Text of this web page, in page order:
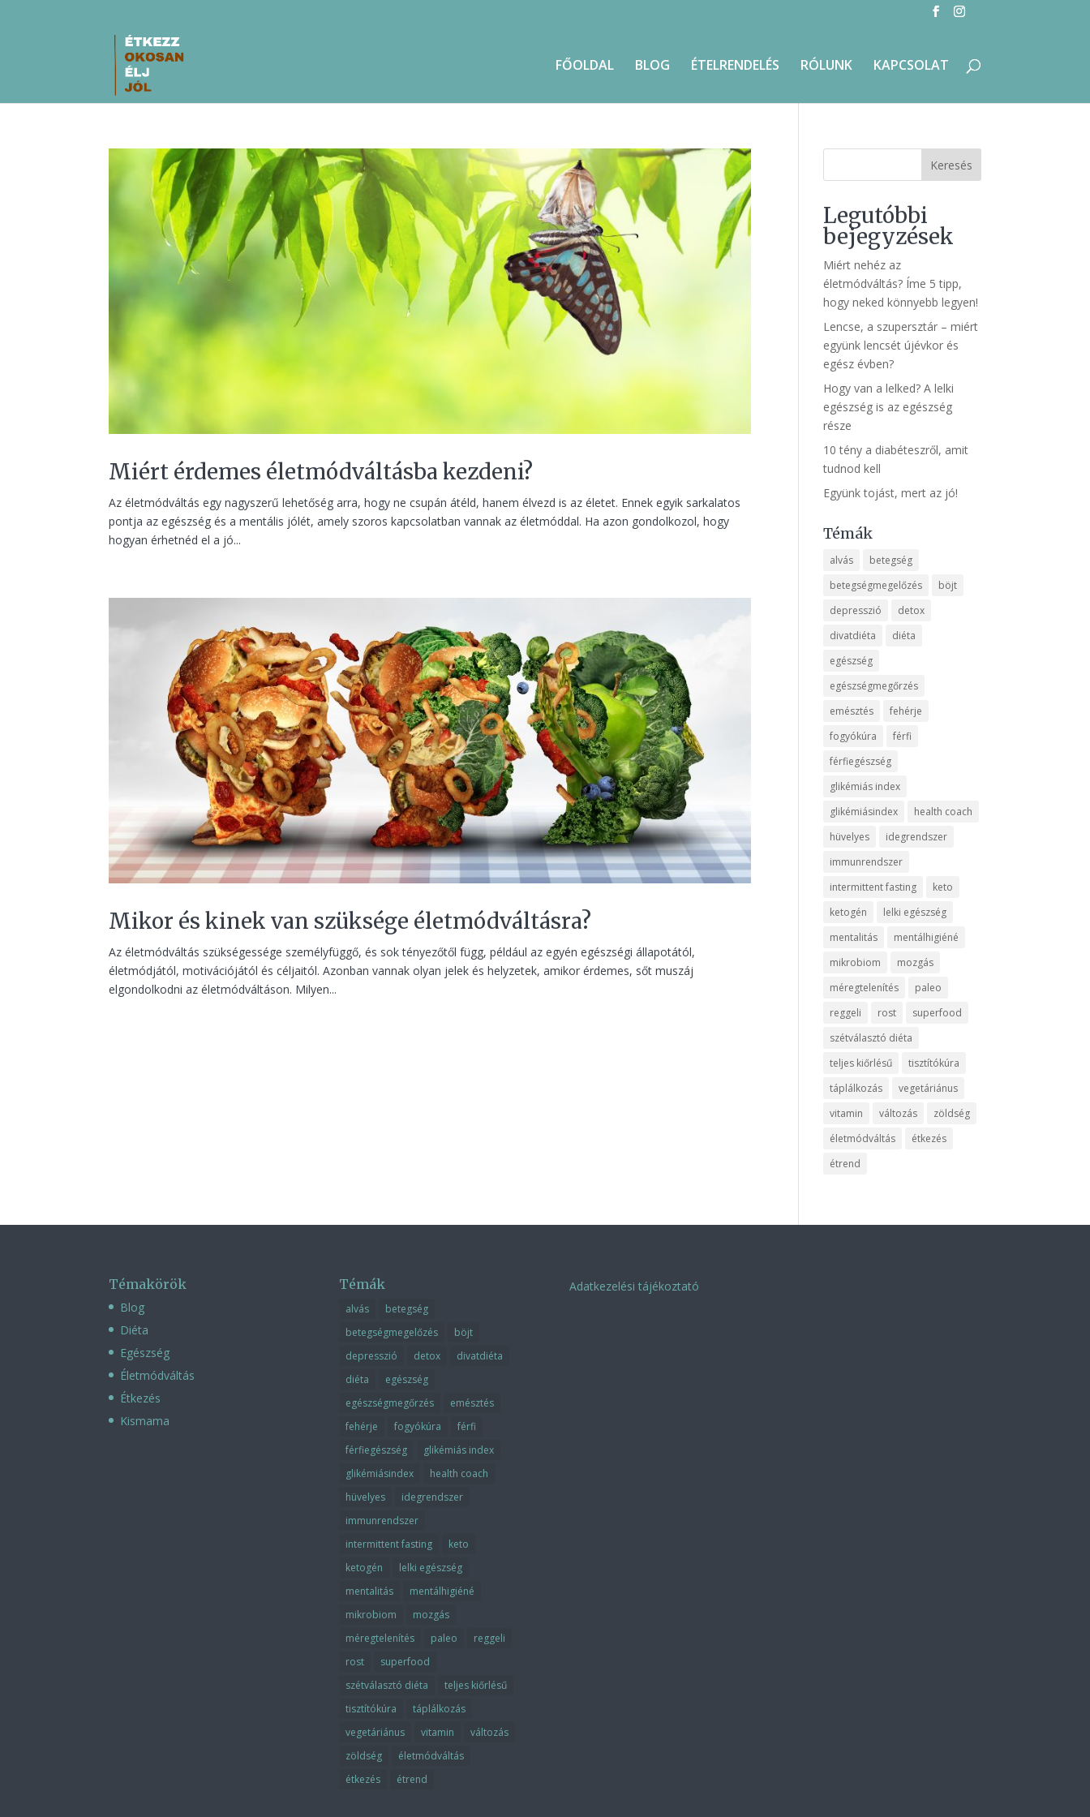
FŐOLDAL BLOG ÉTELRENDELÉS RÓLUNK KAPCSOLAT
Miért érdemes életmódváltásba kezdeni?
Az életmódváltás egy nagyszerű lehetőség arra, hogy ne csupán átéld, hanem élvezd is az életet. Ennek egyik sarkalatos
pontja az egészség és a mentális jólét, amely szoros kapcsolatban vannak az életmóddal. Ha azon gondolkozol, hogy
hogyan érhetnéd el a jó...
Mikor és kinek van szüksége életmódváltásra?
Az életmódváltás szükségessége személyfüggő, és sok tényezőtől függ, például az egyén egészségi állapotától,
életmódjától, motivációjától és céljaitól. Azonban vannak olyan jelek és helyzetek, amikor érdemes, sőt muszáj
elgondolkodni az életmódváltáson. Milyen...
Keresés
Legutóbbi
bejegyzések
Miért nehéz az
életmódváltás? Íme 5 tipp,
hogy neked könnyebb legyen!
Lencse, a szupersztár – miért
együnk lencsét újévkor és
egész évben?
Hogy van a lelked? A lelki
egészség is az egészség
része
10 tény a diabéteszről, amit
tudnod kell
Együnk tojást, mert az jó!
Témák
alvás
betegség
betegségmegelőzés
böjt
depresszió
detox
divatdiéta
diéta
egészség
egészségmegőrzés
emésztés
fehérje
fogyókúra
férfi
férfiegészség
glikémiás index
glikémiásindex
health coach
hüvelyes
idegrendszer
immunrendszer
intermittent fasting
keto
ketogén
lelki egészség
mentalitás
mentálhigiéné
mikrobiom
mozgás
méregtelenítés
paleo
reggeli
rost
superfood
szétválasztó diéta
teljes kiőrlésű
tisztítókúra
táplálkozás
vegetáriánus
vitamin
változás
zöldség
életmódváltás
étkezés
étrend
Témakörök
Blog
Diéta
Egészség
Életmódváltás
Étkezés
Kismama
Témák
alvás
betegség
betegségmegelőzés
böjt
depresszió
detox
divatdiéta
diéta
egészség
egészségmegőrzés
emésztés
fehérje
fogyókúra
férfi
férfiegészség
glikémiás index
glikémiásindex
health coach
hüvelyes
idegrendszer
immunrendszer
intermittent fasting
keto
ketogén
lelki egészség
mentalitás
mentálhigiéné
mikrobiom
mozgás
méregtelenítés
paleo
reggeli
rost
superfood
szétválasztó diéta
teljes kiőrlésű
tisztítókúra
táplálkozás
vegetáriánus
vitamin
változás
zöldség
életmódváltás
étkezés
étrend
Adatkezelési tájékoztató